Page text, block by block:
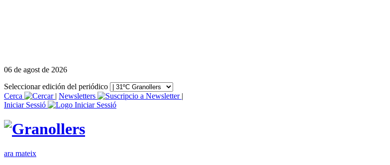
06 de agost de 2026
Seleccionar edición del periódico
Cerca
| Newsletters
|
Iniciar Sessió
ara mateix